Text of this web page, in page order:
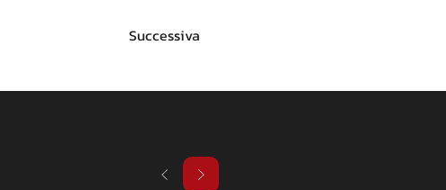
Successiva